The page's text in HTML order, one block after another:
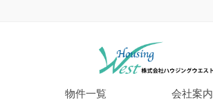
物件一覧 会社案内